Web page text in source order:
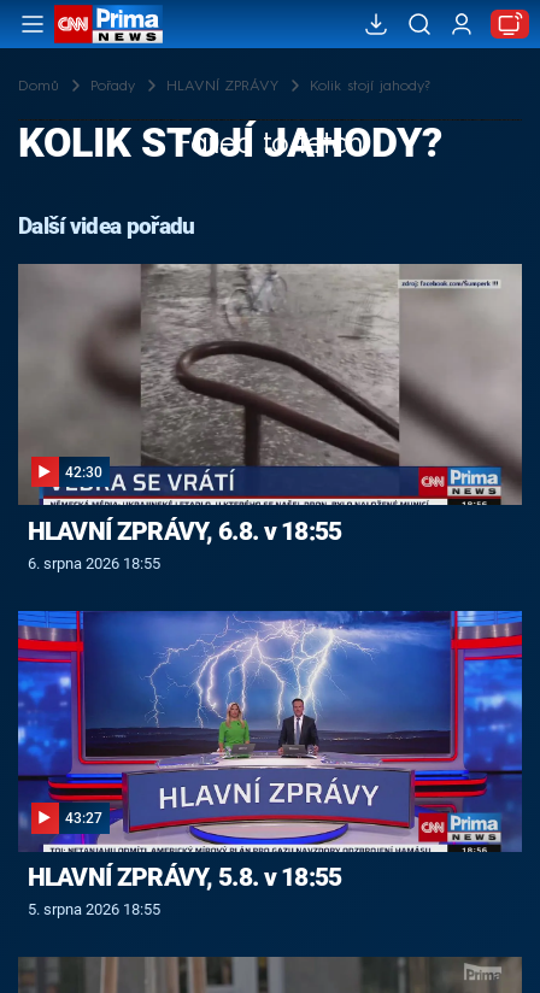
Domů Pořady HLAVNÍ ZPRÁVY Kolik stojí jahody?
Failed to fetch
KOLIK STOJÍ JAHODY?
Další videa pořadu
42:30
HLAVNÍ ZPRÁVY, 6.8. v 18:55
6. srpna 2026 18:55
43:27
HLAVNÍ ZPRÁVY, 5.8. v 18:55
5. srpna 2026 18:55